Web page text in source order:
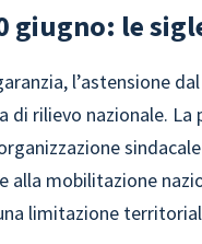
giugno: le
l’astensione
rilievo nazionale.
alla mobilitazione
limitazione